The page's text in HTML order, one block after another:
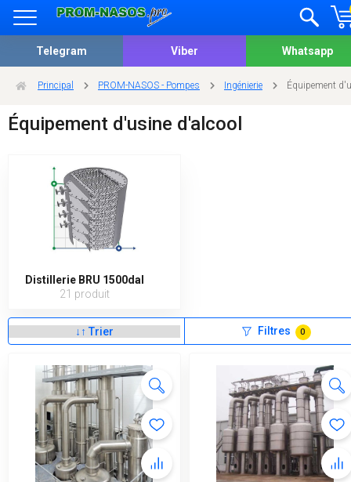
Telegram Viber Whatsapp
Principal PROM-NASOS - Pompes Ingénierie Équipement
Équipement d'usine d'alcool
Distillerie BRU 1500dal
21 produit
Filtres 0